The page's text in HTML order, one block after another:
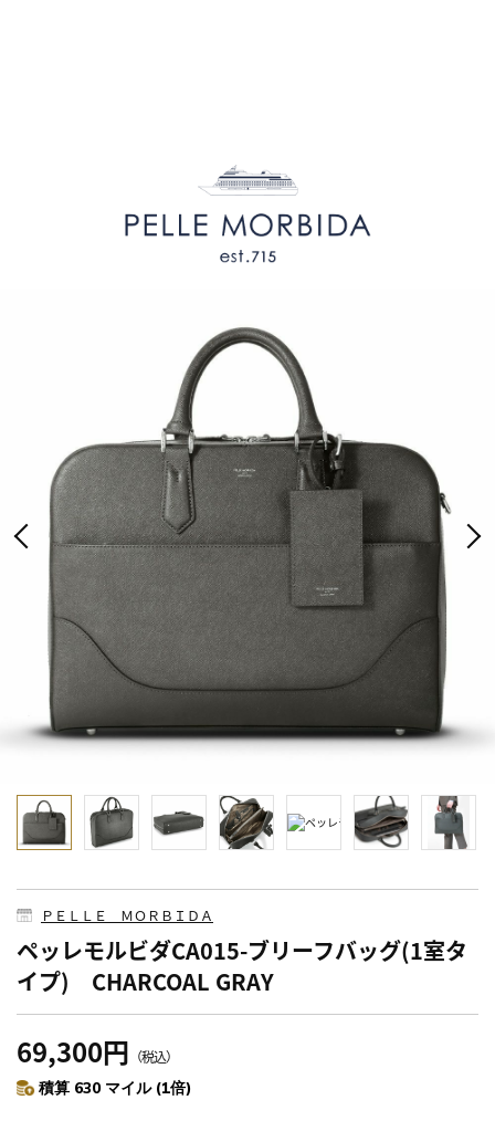
ＰＥＬＬＥ ＭＯＲＢＩＤＡ
ペッレモルビダCA015-ブリーフバッグ(1室タ
イプ) CHARCOAL GRAY
69,300円 （税込）
積算 630 マイル (1倍)